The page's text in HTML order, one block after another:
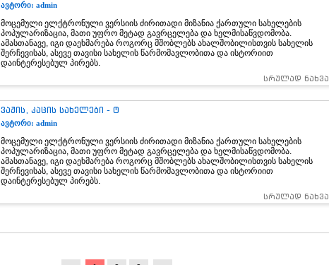
ავტორი: admin
მოცემული ელქტრონული ვერსიის ძირითადი მიზანია ქართული სახელების
პოპულარიზაცია, მათი უფრო მეტად გავრცელება და ხელმისაწვდომობა.
ამასთანავე, იგი დაეხმარება როგორც მშობლებს ახალშობილისთვის სახელის
შერჩევისას, ასევე თავისი სახელის წარმომავლობითა და ისტორიით
დაინტერესებულ პირებს.
სრულად ნახვა
ვაჟის, კაცის სახელები - ტ
ავტორი: admin
მოცემული ელქტრონული ვერსიის ძირითადი მიზანია ქართული სახელების
პოპულარიზაცია, მათი უფრო მეტად გავრცელება და ხელმისაწვდომობა.
ამასთანავე, იგი დაეხმარება როგორც მშობლებს ახალშობილისთვის სახელის
შერჩევისას, ასევე თავისი სახელის წარმომავლობითა და ისტორიით
დაინტერესებულ პირებს.
სრულად ნახვა